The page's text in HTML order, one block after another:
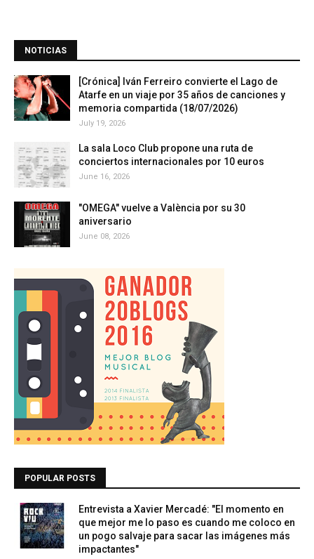
NOTICIAS
[Crónica] Iván Ferreiro convierte el Lago de
Atarfe en un viaje por 35 años de canciones y
memoria compartida (18/07/2026)
July 19, 2026
La sala Loco Club propone una ruta de
conciertos internacionales por 10 euros
June 16, 2026
"OMEGA" vuelve a València por su 30
aniversario
June 08, 2026
POPULAR POSTS
Entrevista a Xavier Mercadé: "El momento en
que mejor me lo paso es cuando me coloco en
un pogo salvaje para sacar las imágenes más
impactantes"